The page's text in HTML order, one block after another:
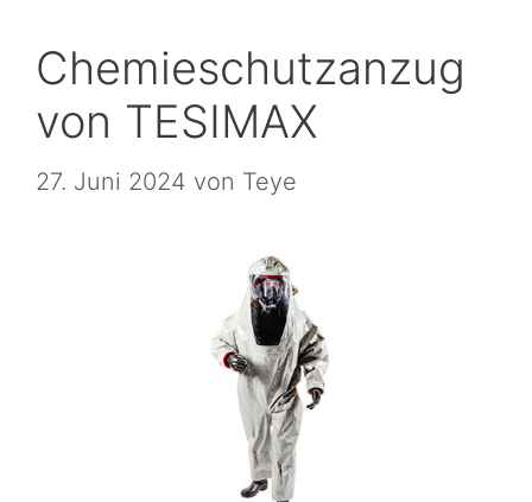
Chemieschutzanzug
von TESIMAX
27. Juni 2024 von Teye